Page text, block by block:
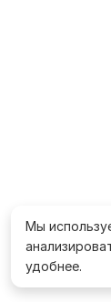
Мы
удобнее.